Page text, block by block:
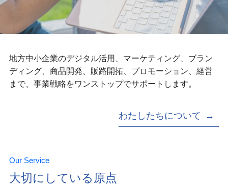
地方中小企業のデジタル活用、マーケティング、ブラン
ディング、商品開発、販路開拓、プロモーション、経営
まで、事業戦略をワンストップでサポートします。
わたしたちについて
Our Service
大切にしている原点